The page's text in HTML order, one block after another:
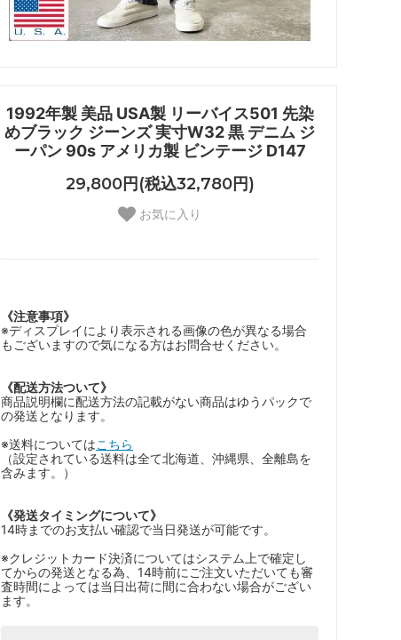
1992年製 美品 USA製 リーバイス501 先染
めブラック ジーンズ 実寸W32 黒 デニム ジ
ーパン 90s アメリカ製 ビンテージ D147
29,800円(税込32,780円)
お気に入り
《注意事項》
※ディスプレイにより表示される画像の色が異なる場合
もございますので気になる方はお問合せください。
《配送方法ついて》
商品説明欄に配送方法の記載がない商品はゆうパックで
の発送となります。
※送料についてはこちら
（設定されている送料は全て北海道、沖縄県、全離島を
含みます。）
《発送タイミングについて》
14時までのお支払い確認で当日発送が可能です。
※クレジットカード決済についてはシステム上で確定し
てからの発送となる為、14時前にご注文いただいても審
査時間によっては当日出荷に間に合わない場合がござい
ます。